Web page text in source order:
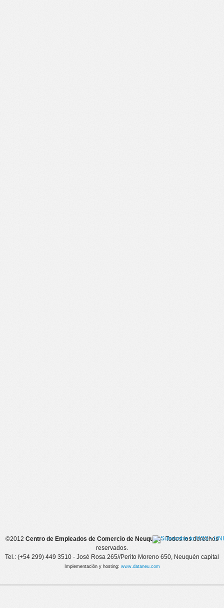
©2012 Centro de Empleados de Comercio de Neuquén- Todos los derechos
reservados.
Tel.: (+54 299) 449 3510 - José Rosa 265//Perito Moreno 650, Neuquén capital
Implementación y hosting: www.dataneu.com